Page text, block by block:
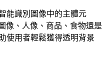
能識別圖像中的主體元
像、人像、商品、食物還是
使用者輕鬆獲得透明背景